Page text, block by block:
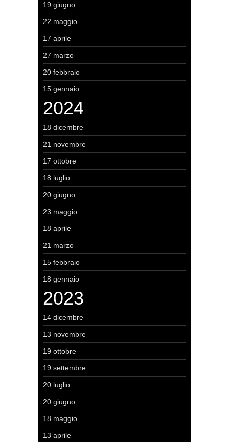
19 giugno
22 maggio
17 aprile
27 marzo
20 febbraio
15 gennaio
2024
18 dicembre
21 novembre
17 ottobre
18 luglio
20 giugno
23 maggio
18 aprile
21 marzo
15 febbraio
18 gennaio
2023
14 dicembre
13 novembre
19 ottobre
19 settembre
20 luglio
20 giugno
18 maggio
13 aprile